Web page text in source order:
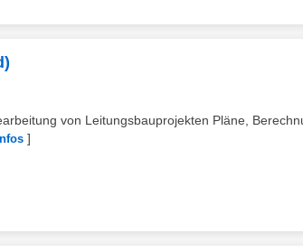
von Leitungsbauprojekten Pläne,
]